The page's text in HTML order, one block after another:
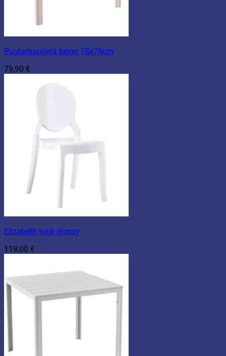
Puutarhapöytä beige 78x78cm
79,90 €
Elizabeth tuoli glossy
119,00 €